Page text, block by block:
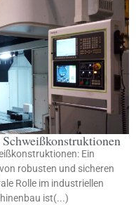
Ein
robusten und sicheren
Rolle im industriellen
ist(...)